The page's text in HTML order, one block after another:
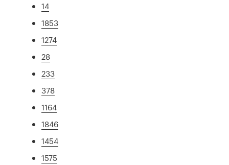
14
1853
1274
28
233
378
1164
1846
1454
1575